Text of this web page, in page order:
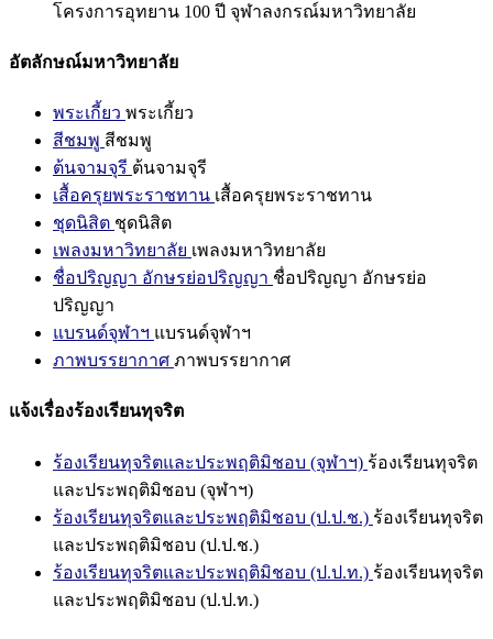
โครงการอุทยาน 100 ปี จุฬาลงกรณ์มหาวิทยาลัย
อัตลักษณ์มหาวิทยาลัย
พระเกี้ยว พระเกี้ยว
สีชมพู สีชมพู
ต้นจามจุรี ต้นจามจุรี
เสื้อครุยพระราชทาน เสื้อครุยพระราชทาน
ชุดนิสิต ชุดนิสิต
เพลงมหาวิทยาลัย เพลงมหาวิทยาลัย
ชื่อปริญญา อักษรย่อปริญญา ชื่อปริญญา อักษรย่อ
ปริญญา
แบรนด์จุฬาฯ แบรนด์จุฬาฯ
ภาพบรรยากาศ ภาพบรรยากาศ
แจ้งเรื่องร้องเรียนทุจริต
ร้องเรียนทุจริตและประพฤติมิชอบ (จุฬาฯ) ร้องเรียนทุจริต
และประพฤติมิชอบ (จุฬาฯ)
ร้องเรียนทุจริตและประพฤติมิชอบ (ป.ป.ช.) ร้องเรียนทุจริต
และประพฤติมิชอบ (ป.ป.ช.)
ร้องเรียนทุจริตและประพฤติมิชอบ (ป.ป.ท.) ร้องเรียนทุจริต
และประพฤติมิชอบ (ป.ป.ท.)